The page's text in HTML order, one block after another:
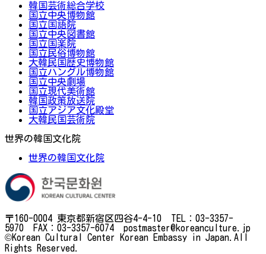
韓国芸術総合学校
国立中央博物館
国立国語院
国立中央図書館
国立国楽院
国立民俗博物館
大韓民国歴史博物館
国立ハングル博物館
国立中央劇場
国立現代美術館
韓国政策放送院
国立アジア文化殿堂
大韓民国芸術院
世界の韓国文化院
世界の韓国文化院
〒160-0004 東京都新宿区四谷4-4-10 TEL：03-3357-
5970 FAX：03-3357-6074 postmaster@koreanculture.jp
©Korean Cultural Center Korean Embassy in Japan.All
Rights Reserved.